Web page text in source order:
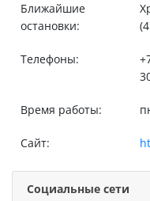
Ближайшие
остановки:
Телефоны:
Время работы:
Сайт:
Социальные сети